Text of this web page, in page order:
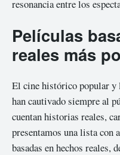
resonancia entre los
Películas
reales más
El cine histórico popular y
han cautivado siempre al
cuentan historias reales,
presentamos una lista con
basadas en hechos reales,